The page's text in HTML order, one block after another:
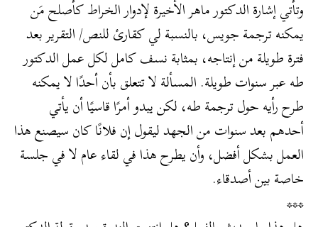
وتأتي إشارة الدكتور ماهر الأخيرة لإدوار الخراط كأصلح مَن
يمكنه ترجمة جويس، بالنسبة لي كقارئ للنص/ التقرير بعد
فترة طويلة من إنتاجه، بمثابة نسف كامل لكل عمل الدكتور
طه عبر سنوات طويلة. المسألة لا تتعلق بأن أحدًا لا يمكنه
طرح رأيه حول ترجمة طه، لكن يبدو أمرًا قاسيًا أن يأتي
أحدهم بعد سنوات من الجهد ليقول إن فلانًا كان سيصنع هذا
العمل بشكل أفضل، وأن يطرح هذا في لقاء عام لا في جلسة
خاصة بين أصدقاء.
***